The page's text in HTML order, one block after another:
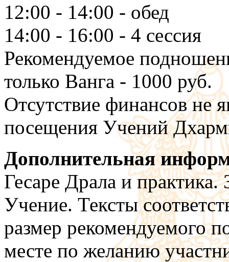
12:00 - 14:00 - обед
14:00 - 16:00 - 4 сессия
Рекомендуемое
только Ванга - 1000 руб.
Отсутствие финансов не
посещения Учений
Дополнительная
Гесаре Драла и
Учение. Тексты
размер рекомендуемого
месте по желанию